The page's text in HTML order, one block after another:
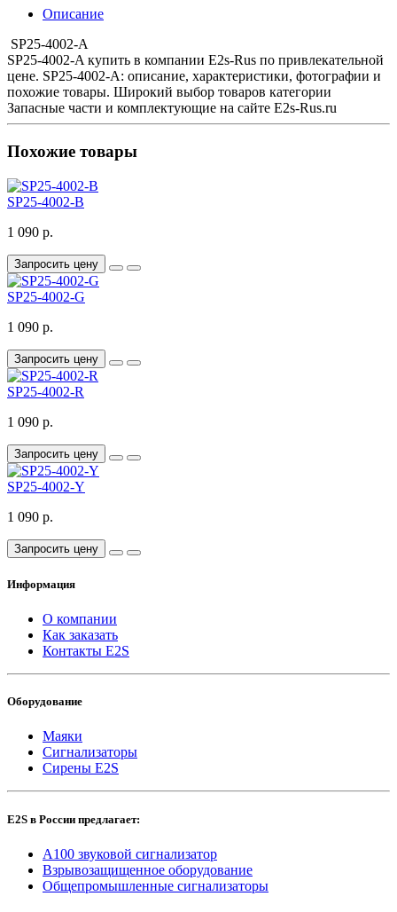
Описание
SP25-4002-A
SP25-4002-A купить в компании E2s-Rus по привлекательной
цене. SP25-4002-A: описание, характеристики, фотографии и
похожие товары. Широкий выбор товаров категории
Запасные части и комплектующие на сайте E2s-Rus.ru
Похожие товары
SP25-4002-B
1 090 р.
Запросить цену
SP25-4002-G
1 090 р.
Запросить цену
SP25-4002-R
1 090 р.
Запросить цену
SP25-4002-Y
1 090 р.
Запросить цену
Информация
О компании
Как заказать
Контакты E2S
Оборудование
Маяки
Сигнализаторы
Сирены E2S
E2S в России предлагает:
A100 звуковой сигнализатор
Взрывозащищенное оборудование
Общепромышленные сигнализаторы